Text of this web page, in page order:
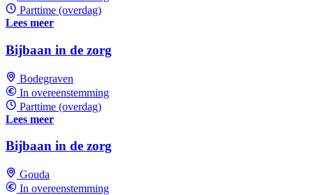
Parttime (overdag)
Lees meer
Bijbaan in de zorg
Bodegraven
In overeenstemming
Parttime (overdag)
Lees meer
Bijbaan in de zorg
Gouda
In overeenstemming